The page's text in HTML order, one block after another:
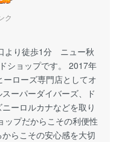
ク
より徒歩1分 ニュー秋
ショップです。 2017年
ローズ専門店としてオ
ーパーダイバーズ、ド
ーロルカナなどを取り
ップだからこその利便性
らこその安心感を大切